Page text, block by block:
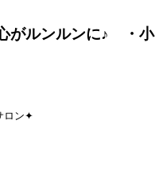
がルンルンに♪ ・小
ロン✦